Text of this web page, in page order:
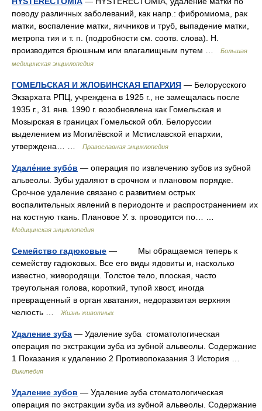
поводу различных заболеваний, как напр.: фибромиома, рак
матки, воспаление матки, яичников и труб, выпадение матки,
метропа тия и т. п. (подробности см. соотв. слова). Н.
производится брюшным или влагалищным путем …
Большая
медицинская энциклопедия
ГОМЕЛЬСКАЯ И ЖЛОБИНСКАЯ ЕПАРХИЯ — Белорусского
Экзархата РПЦ, учреждена в 1925 г., не замещалась после
1935 г., 31 янв. 1990 г. возобновлена как Гомельская и
Мозырская в границах Гомельской обл. Белоруссии
выделением из Могилёвской и Мстиславской епархии,
утверждена… …
Православная энциклопедия
Удале́ние зубо́в — операция по извлечению зубов из зубной
альвеолы. Зубы удаляют в срочном и плановом порядке.
Срочное удаление связано с развитием острых
воспалительных явлений в периодонте и распространением их
на костную ткань. Плановое У. з. проводится по… …
Медицинская энциклопедия
Семейство гадюковые — Мы обращаемся теперь к
семейству гадюковых. Все его виды ядовиты и, насколько
известно, живородящи. Толстое тело, плоская, часто
треугольная голова, короткий, тупой хвост, иногда
превращенный в орган хватания, недоразвитая верхняя
челюсть …
Жизнь животных
Удаление зуба — Удаление зуба стоматологическая
операция по экстракции зуба из зубной альвеолы. Содержание
1 Показания к удалению 2 Противопоказания 3 История …
Википедия
Удаление зубов — Удаление зуба стоматологическая
операция по экстракции зуба из зубной альвеолы. Содержание